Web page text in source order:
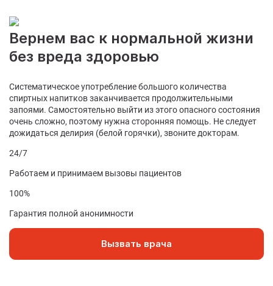
Вернем вас к нормальной жизни
без вреда здоровью
Систематическое употребление большого количества
спиртных напитков заканчивается продолжительными
запоями. Самостоятельно выйти из этого опасного состояния
очень сложно, поэтому нужна сторонняя помощь. Не следует
дожидаться делирия (белой горячки), звоните докторам.
24/7
Работаем и принимаем вызовы пациентов
100%
Гарантия полной анонимности
Вызвать врача